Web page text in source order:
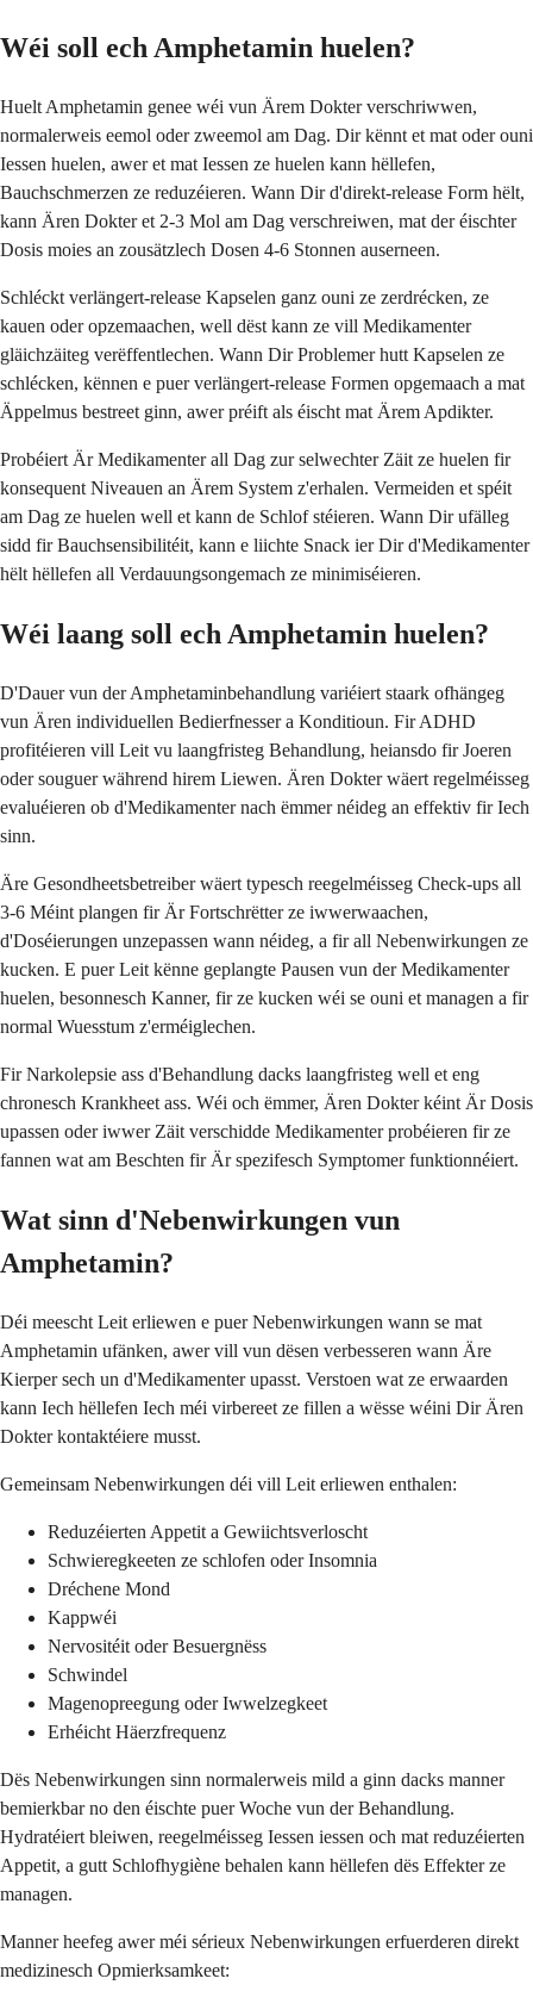
Wéi soll ech Amphetamin huelen?
Huelt Amphetamin genee wéi vun Ärem Dokter verschriwwen,
normalerweis eemol oder zweemol am Dag. Dir kënnt et mat oder ouni
Iessen huelen, awer et mat Iessen ze huelen kann hëllefen,
Bauchschmerzen ze reduzéieren. Wann Dir d'direkt-release Form hëlt,
kann Ären Dokter et 2-3 Mol am Dag verschreiwen, mat der éischter
Dosis moies an zousätzlech Dosen 4-6 Stonnen auserneen.
Schléckt verlängert-release Kapselen ganz ouni ze zerdrécken, ze
kauen oder opzemaachen, well dëst kann ze vill Medikamenter
gläichzäiteg verëffentlechen. Wann Dir Problemer hutt Kapselen ze
schlécken, kënnen e puer verlängert-release Formen opgemaach a mat
Äppelmus bestreet ginn, awer préift als éischt mat Ärem Apdikter.
Probéiert Är Medikamenter all Dag zur selwechter Zäit ze huelen fir
konsequent Niveauen an Ärem System z'erhalen. Vermeiden et spéit
am Dag ze huelen well et kann de Schlof stéieren. Wann Dir ufälleg
sidd fir Bauchsensibilitéit, kann e liichte Snack ier Dir d'Medikamenter
hëlt hëllefen all Verdauungsongemach ze minimiséieren.
Wéi laang soll ech Amphetamin huelen?
D'Dauer vun der Amphetaminbehandlung variéiert staark ofhängeg
vun Ären individuellen Bedierfnesser a Konditioun. Fir ADHD
profitéieren vill Leit vu laangfristeg Behandlung, heiansdo fir Joeren
oder souguer während hirem Liewen. Ären Dokter wäert regelméisseg
evaluéieren ob d'Medikamenter nach ëmmer néideg an effektiv fir Iech
sinn.
Äre Gesondheetsbetreiber wäert typesch reegelméisseg Check-ups all
3-6 Méint plangen fir Är Fortschrëtter ze iwwerwaachen,
d'Doséierungen unzepassen wann néideg, a fir all Nebenwirkungen ze
kucken. E puer Leit kënne geplangte Pausen vun der Medikamenter
huelen, besonnesch Kanner, fir ze kucken wéi se ouni et managen a fir
normal Wuesstum z'erméiglechen.
Fir Narkolepsie ass d'Behandlung dacks laangfristeg well et eng
chronesch Krankheet ass. Wéi och ëmmer, Ären Dokter kéint Är Dosis
upassen oder iwwer Zäit verschidde Medikamenter probéieren fir ze
fannen wat am Beschten fir Är spezifesch Symptomer funktionnéiert.
Wat sinn d'Nebenwirkungen vun
Amphetamin?
Déi meescht Leit erliewen e puer Nebenwirkungen wann se mat
Amphetamin ufänken, awer vill vun dësen verbesseren wann Äre
Kierper sech un d'Medikamenter upasst. Verstoen wat ze erwaarden
kann Iech hëllefen Iech méi virbereet ze fillen a wësse wéini Dir Ären
Dokter kontaktéiere musst.
Gemeinsam Nebenwirkungen déi vill Leit erliewen enthalen:
Reduzéierten Appetit a Gewiichtsverloscht
Schwieregkeeten ze schlofen oder Insomnia
Dréchene Mond
Kappwéi
Nervositéit oder Besuergnëss
Schwindel
Magenopreegung oder Iwwelzegkeet
Erhéicht Häerzfrequenz
Dës Nebenwirkungen sinn normalerweis mild a ginn dacks manner
bemierkbar no den éischte puer Woche vun der Behandlung.
Hydratéiert bleiwen, reegelméisseg Iessen iessen och mat reduzéierten
Appetit, a gutt Schlofhygiène behalen kann hëllefen dës Effekter ze
managen.
Manner heefeg awer méi sérieux Nebenwirkungen erfuerderen direkt
medizinesch Opmierksamkeet: